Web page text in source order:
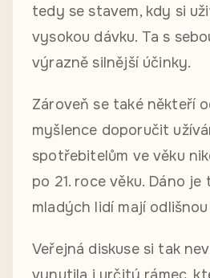
tedy se stavem, kdy si
vysokou dávku. Ta s
výrazně silnější účinky.
Zároveň se také někteří
myšlence doporučit
spotřebitelům ve věku
po 21. roce věku. Dáno
mladých lidí mají
Veřejná diskuse si tak